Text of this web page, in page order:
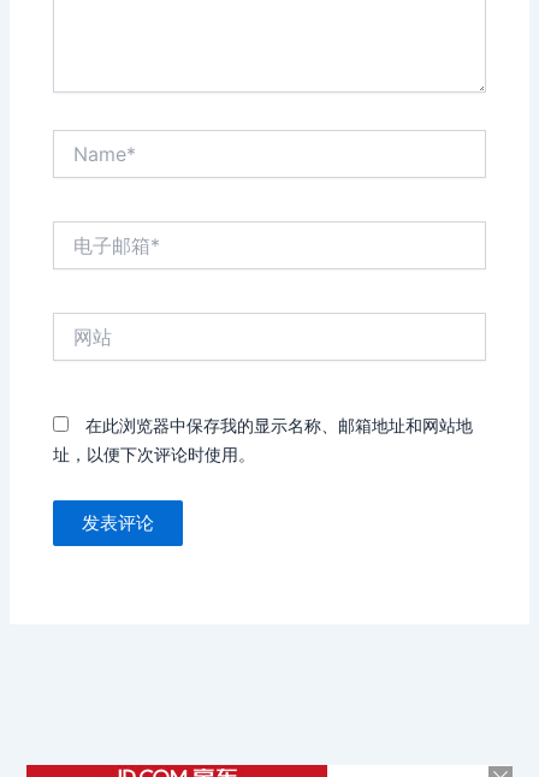
在此浏览器中保存我的显示名称、邮箱地址和网站地
址，以便下次评论时使用。